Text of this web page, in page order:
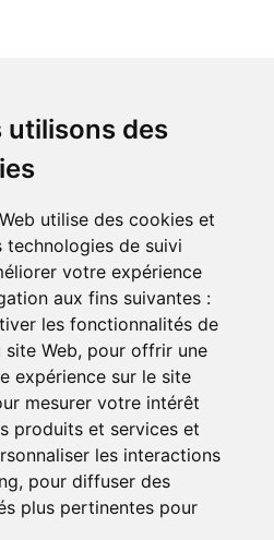
utilisons des
utilise des cookies et
technologies de suivi
votre expérience
aux fins suivantes :
les fonctionnalités de
site Web, pour offrir une
expérience sur le site
mesurer votre intérêt
produits et services et
les interactions
, pour diffuser des
plus pertinentes pour
nous